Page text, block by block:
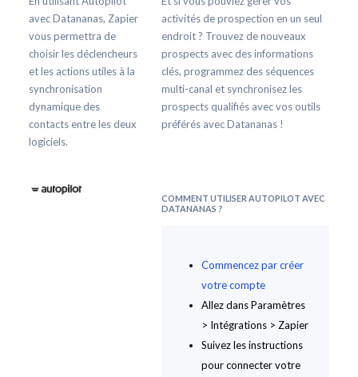
avec Datananas, Zapier
vous permettra de
choisir les déclencheurs
et les actions utiles à la
synchronisation
dynamique des
contacts entre les deux
logiciels.
activités de prospection en un seul
endroit ? Trouvez de nouveaux
prospects avec des informations
clés, programmez des séquences
multi-canal et synchronisez les
prospects qualifiés avec vos outils
préférés avec Datananas !
COMMENT UTILISER AUTOPILOT AVEC
DATANANAS ?
Commencez par créer
votre compte
Allez dans Paramètres
> Intégrations > Zapier
Suivez les instructions
pour connecter votre